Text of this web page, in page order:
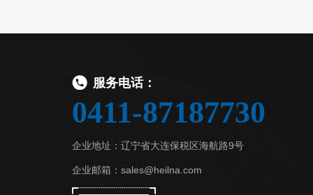
服务电话：
0411-87187730
企业地址：辽宁省大连保税区海航路9号
企业邮箱：sales@heilna.com